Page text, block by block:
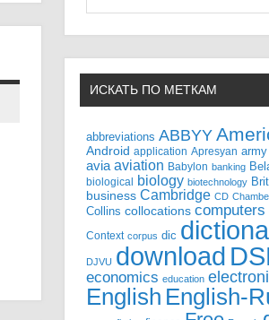
ИСКАТЬ ПО МЕТКАМ
abbreviations ABBYY
Android application Apresyan army
avia aviation Babylon banking
biological biology biotechnology
business Cambridge CD
Collins collocations computers
Context corpus dic
DJVU download
economics education
English English-